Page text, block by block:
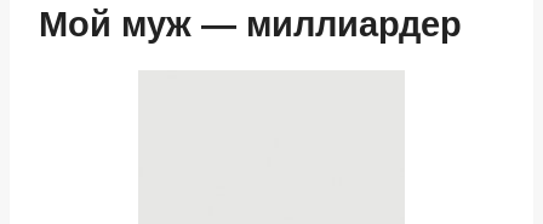
Мой муж — миллиардер